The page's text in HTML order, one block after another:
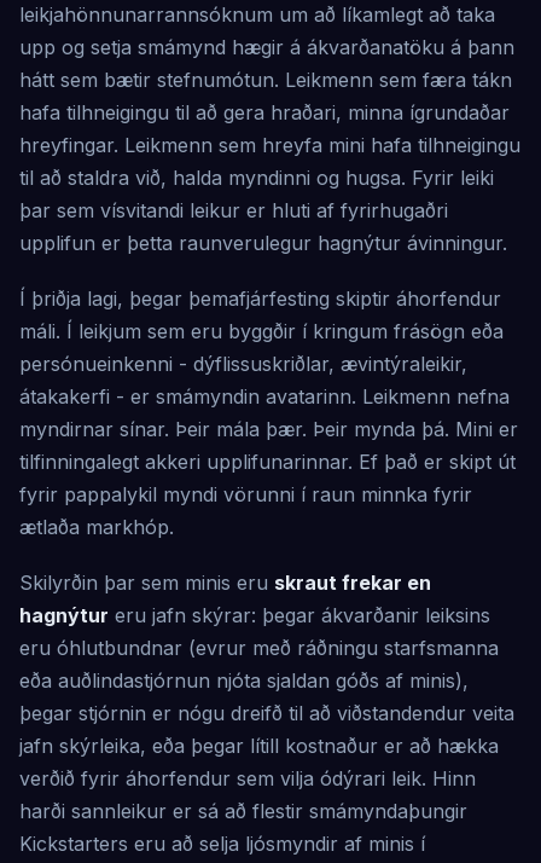
leikjahönnunarrannsóknum um að líkamlegt að taka
upp og setja smámynd hægir á ákvarðanatöku á þann
hátt sem bætir stefnumótun. Leikmenn sem færa tákn
hafa tilhneigingu til að gera hraðari, minna ígrundaðar
hreyfingar. Leikmenn sem hreyfa mini hafa tilhneigingu
til að staldra við, halda myndinni og hugsa. Fyrir leiki
þar sem vísvitandi leikur er hluti af fyrirhugaðri
upplifun er þetta raunverulegur hagnýtur ávinningur.
Í þriðja lagi, þegar þemafjárfesting skiptir áhorfendur
máli. Í leikjum sem eru byggðir í kringum frásögn eða
persónueinkenni - dýflissuskriðlar, ævintýraleikir,
átakakerfi - er smámyndin avatarinn. Leikmenn nefna
myndirnar sínar. Þeir mála þær. Þeir mynda þá. Mini er
tilfinningalegt akkeri upplifunarinnar. Ef það er skipt út
fyrir pappalykil myndi vörunni í raun minnka fyrir
ætlaða markhóp.
Skilyrðin þar sem minis eru skraut frekar en
hagnýtur eru jafn skýrar: þegar ákvarðanir leiksins
eru óhlutbundnar (evrur með ráðningu starfsmanna
eða auðlindastjórnun njóta sjaldan góðs af minis),
þegar stjórnin er nógu dreifð til að viðstandendur veita
jafn skýrleika, eða þegar lítill kostnaður er að hækka
verðið fyrir áhorfendur sem vilja ódýrari leik. Hinn
harði sannleikur er sá að flestir smámyndaþungir
Kickstarters eru að selja ljósmyndir af minis í